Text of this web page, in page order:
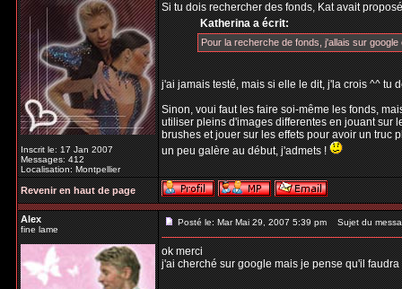
Inscrit le: 17 Jan 2007
Messages: 412
Localisation: Montpellier
Si tu dois rechercher des fonds, Kat avait
Katherina a écrit:
Pour la recherche de fonds, j'allais sur
j'ai jamais testé, mais si elle le dit, j'la crois ^^ tu
Sinon, voui faut les faire soi-même les fonds,
utiliser pleins d'images differentes en jouant sur
brushes et jouer sur les effets pour avoir un truc
un peu galère au début, j'admets !
Revenir en haut de page
Alex
fine lame
Posté le: Mar Mai 29, 2007 5:39 pm Sujet du
ok merci
j'ai cherché sur google mais je pense qu'il